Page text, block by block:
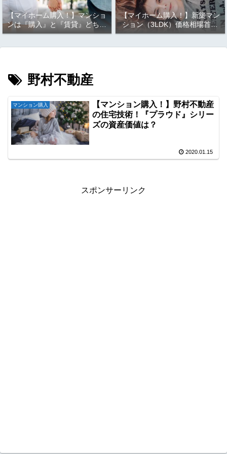
【マイホーム購入！】マンショ
ンは『購入』と『賃貸』どちら
が良い？？実は、考えるまでも
【マイホーム購入！】新築マン
ション（3LDK）価格相場首都
圏ランキング（東京、神奈川、
野村不動産
マンション購入
【マンション購入！】野村不動産
の住宅技術！『プラウド』シリー
ズの資産価値は？
2020.01.15
スポンサーリンク